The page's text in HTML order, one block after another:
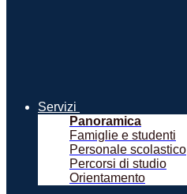
Servizi
Panoramica
Famiglie e studenti
Personale scolastico
Percorsi di studio
Orientamento